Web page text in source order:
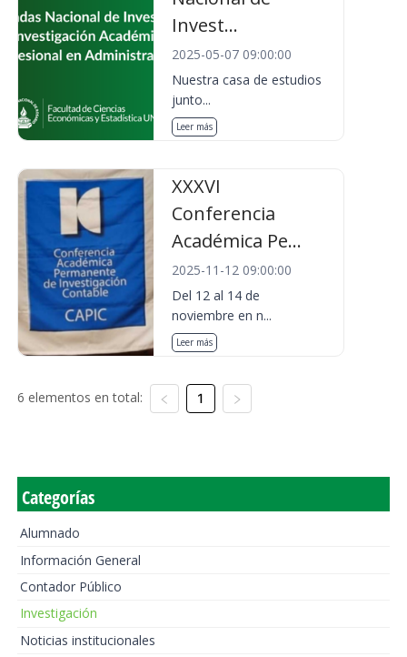
Invest...
2025-05-07 09:00:00
Nuestra casa de estudios
junto...
Leer más
XXXVI
Conferencia
Académica Pe...
2025-11-12 09:00:00
Del 12 al 14 de
noviembre en n...
Leer más
6 elementos en total: 1
Categorías
Alumnado
Información General
Contador Público
Investigación
Noticias institucionales